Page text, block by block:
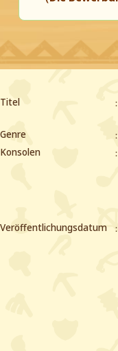
Titel
Genre
Konsolen
Veröffentlichungsdatum